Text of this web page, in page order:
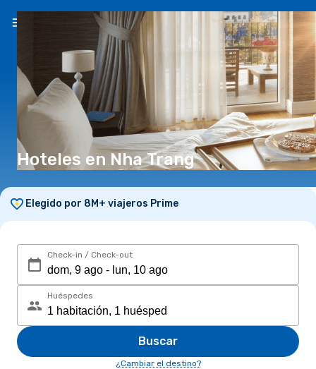
ES($)
Hoteles en Nha Trang
Elegido por 8M+ viajeros Prime
Check-in / Check-out
Huéspedes
Buscar
¿Cambiar el destino?